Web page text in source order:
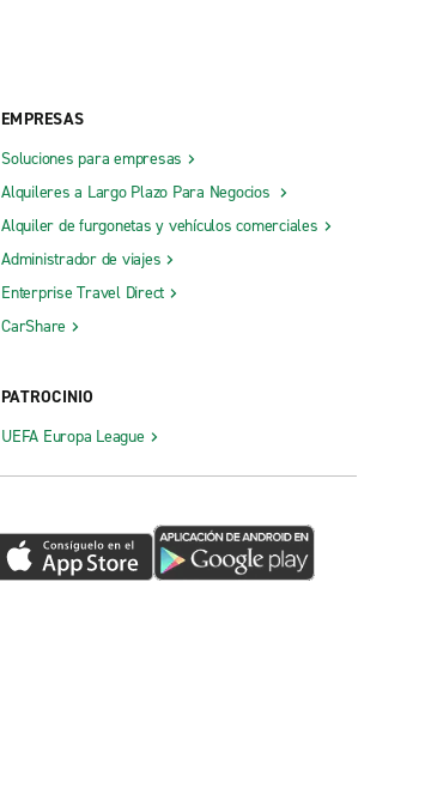
EMPRESAS
Soluciones para empresas
Alquileres a Largo Plazo Para Negocios
Alquiler de furgonetas y vehículos comerciales
Administrador de viajes
Enterprise Travel Direct
CarShare
PATROCINIO
UEFA Europa League